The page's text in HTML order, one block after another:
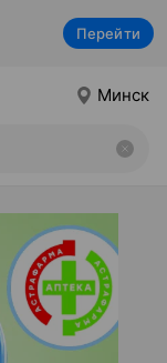
Перейти
Минск